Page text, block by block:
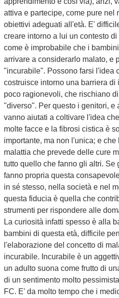
attiva e partecipe, come pure nel
obiettivi adeguati all'età. E'
creare intorno a lui un contesto
come è improbabile che i
arrivare a considerarlo malato, e
"incurabile". Possono farsi l'idea
costruisce intorno una barriera
poco ragionevoli, che rischiano
"diverso". Per questo i genitori, e
vanno aiutati a coltivare l'idea
molte facce e la fibrosi cistica è
importante, ma non l'unica; e
malattia che prevede delle cure
tutto quello che fanno gli altri.
fanno propria questa
in sé stesso, nella società e nel
questa fiducia è quella che
strumenti per rispondere alle
La curiosità infatti spesso è alla
bambini di questa età, difficile
l'elaborazione del concetto di
incurabile. Incurabile è un
un adulto suona come frutto di
di un sentimento molto
FC. E' da molto tempo che i